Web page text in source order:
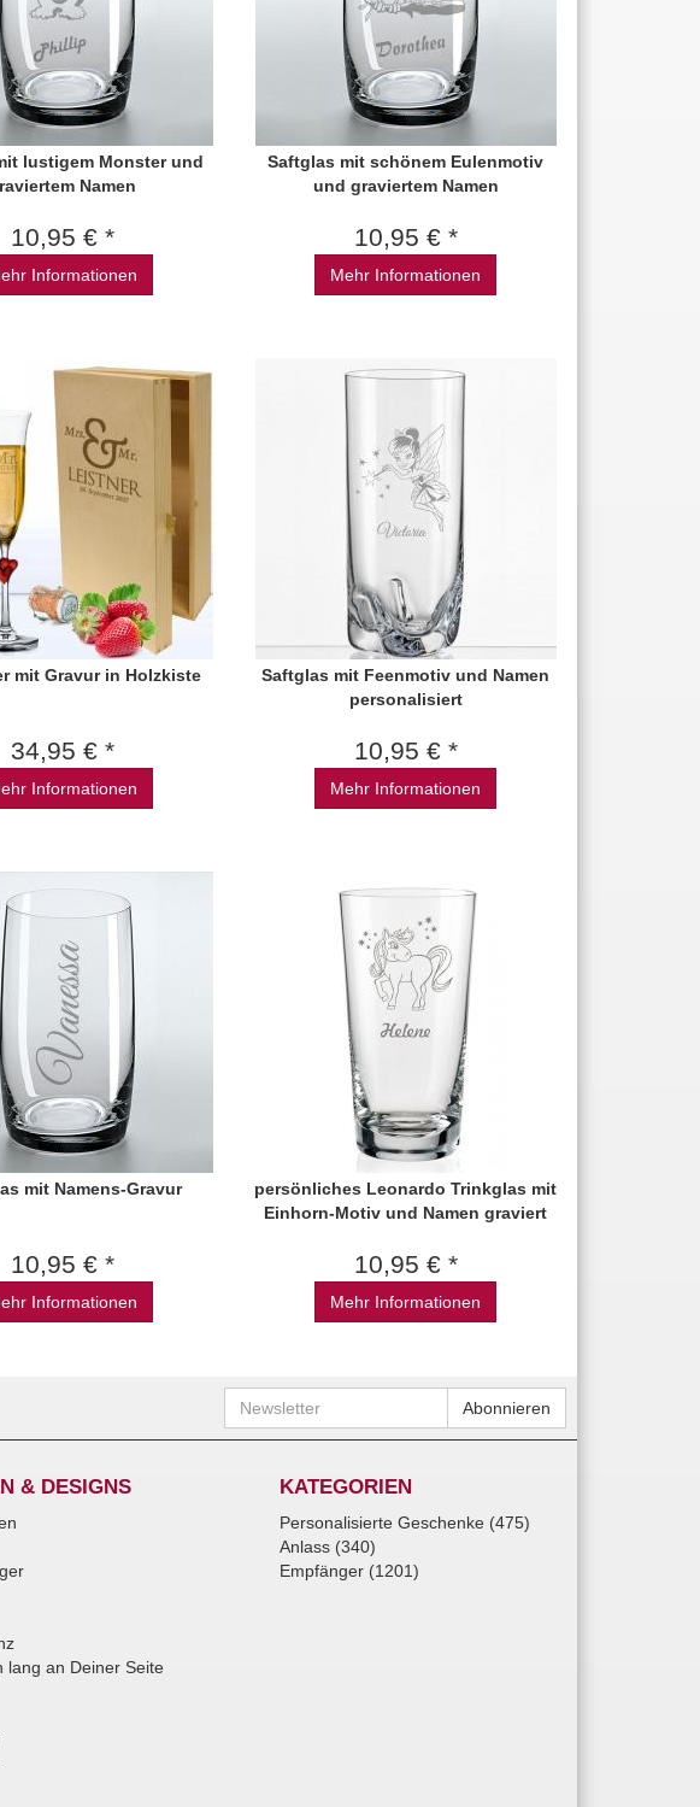
lustigem Monster und
Namen
10,95 € *
Informationen
Saftglas mit schönem Eulenmotiv
und graviertem Namen
10,95 € *
Mehr Informationen
mit Gravur in Holzkiste
34,95 € *
Informationen
Saftglas mit Feenmotiv und Namen
personalisiert
10,95 € *
Mehr Informationen
mit Namens-Gravur
10,95 € *
Informationen
persönliches Leonardo Trinkglas mit
Einhorn-Motiv und Namen graviert
10,95 € *
Mehr Informationen
Newsletter Abonnieren
& DESIGNS
lang an Deiner Seite
KATEGORIEN
Personalisierte Geschenke (475)
Anlass (340)
Empfänger (1201)